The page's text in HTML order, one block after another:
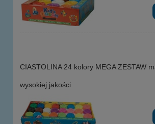
CIASTOLINA 24 kolory MEGA ZESTAW
wysokiej jakości